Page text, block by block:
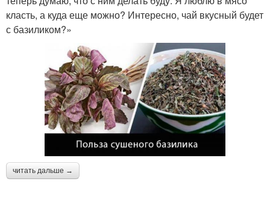
класть, а куда еще можно? Интересно, чай вкусный будет
с базиликом?»
читать дальше →